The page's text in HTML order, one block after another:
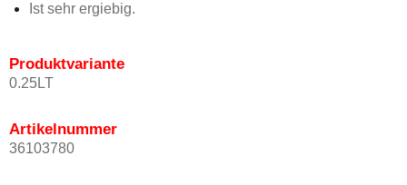
Ist sehr ergiebig.
Produktvariante
0.25LT
Artikelnummer
36103780